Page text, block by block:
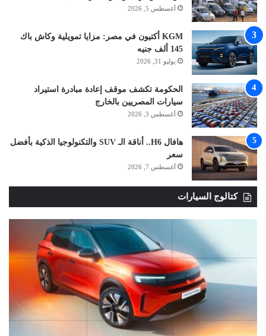
أغسطس 5, 2026
KGM أكتيون في مصر: مزايا تمويلية وكاش باك
145 ألف جنيه
يوليو 31, 2026
الحكومة تكشف موقف إعادة مبادرة استيراد
سيارات المصريين بالخارج
أغسطس 3, 2026
هافال H6.. أناقة الـ SUV والتكنولوجيا الذكية بأفضل
سعر
أغسطس 7, 2026
كتالوج السيارات